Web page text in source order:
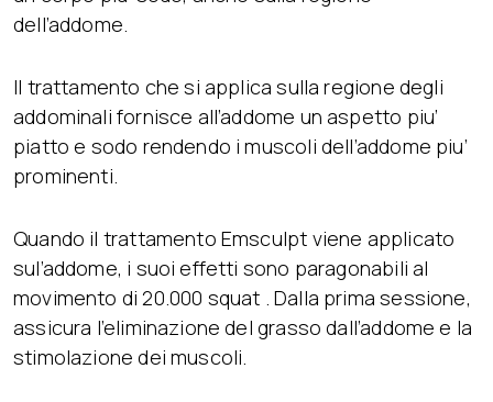
dell’addome.
Il trattamento che si applica sulla regione degli
addominali fornisce all’addome un aspetto piu’
piatto e sodo rendendo i muscoli dell’addome piu’
prominenti.
Quando il trattamento Emsculpt viene applicato
sul’addome, i suoi effetti sono paragonabili al
movimento di 20.000 squat . Dalla prima sessione,
assicura l’eliminazione del grasso dall’addome e la
stimolazione dei muscoli.